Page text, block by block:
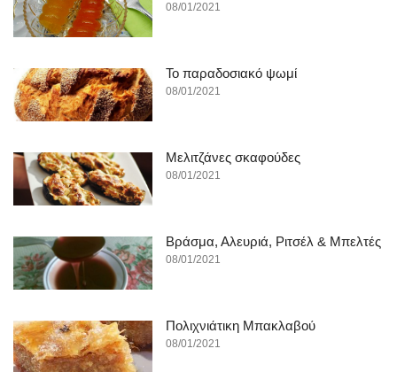
08/01/2021
To παραδοσιακό ψωμί
08/01/2021
Μελιτζάνες σκαφούδες
08/01/2021
Βράσμα, Αλευριά, Ριτσέλ & Μπελτές
08/01/2021
Πολιχνιάτικη Μπακλαβού
08/01/2021